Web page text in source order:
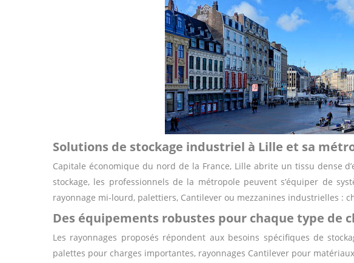
Solutions de stockage industriel à Lille et sa
Capitale économique du nord de la France, Lille abrite un tissu dense
stockage, les professionnels de la métropole peuvent s’équiper de
rayonnage mi-lourd, palettiers, Cantilever ou mezzanines industrielles :
Des équipements robustes pour chaque type de
Les rayonnages proposés répondent aux besoins spécifiques de
palettes pour charges importantes, rayonnages Cantilever pour